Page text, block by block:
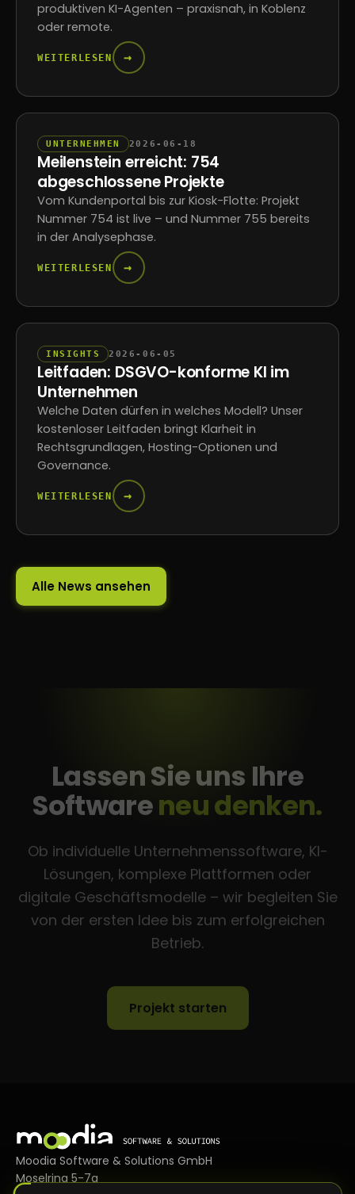
produktiven KI-Agenten – praxisnah, in Koblenz
oder remote.
WEITERLESEN →
UNTERNEHMEN 2026-06-18
Meilenstein erreicht: 754
abgeschlossene Projekte
Vom Kundenportal bis zur Kiosk-Flotte: Projekt
Nummer 754 ist live – und Nummer 755 bereits
in der Analysephase.
WEITERLESEN →
INSIGHTS 2026-06-05
Leitfaden: DSGVO-konforme KI im
Unternehmen
Welche Daten dürfen in welches Modell? Unser
kostenloser Leitfaden bringt Klarheit in
Rechtsgrundlagen, Hosting-Optionen und
Governance.
WEITERLESEN →
Alle News ansehen
Lassen Sie uns Ihre
Softwareneu denken.
Ob individuelle Unternehmenssoftware, KI-
Lösungen, komplexe Plattformen oder
digitale Geschäftsmodelle – wir begleiten Sie
von der ersten Idee bis zum erfolgreichen
Betrieb.
Moodia Software & Solutions GmbH
Moselring 5-7a